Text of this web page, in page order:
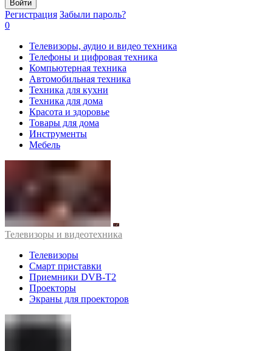
Войти
Регистрация Забыли пароль?
0
Телевизоры, аудио и видео техника
Телефоны и цифровая техника
Компьютерная техника
Автомобильная техника
Техника для кухни
Техника для дома
Красота и здоровье
Товары для дома
Инструменты
Мебель
Телевизоры и видеотехника
Телевизоры
Смарт приставки
Приемники DVB-T2
Проекторы
Экраны для проекторов